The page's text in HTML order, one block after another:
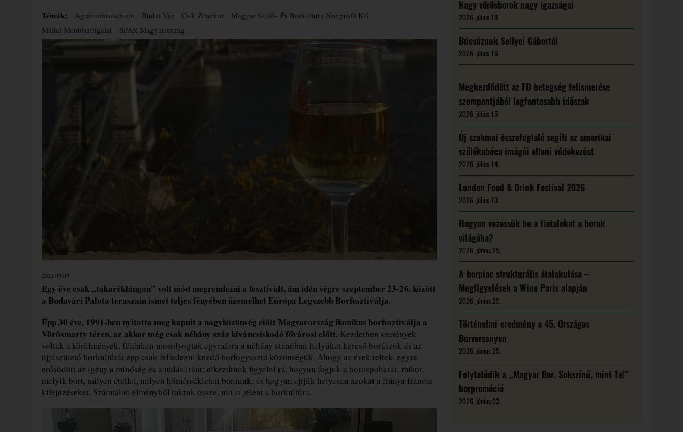
Témák: Agrárminisztérium Budai Vár Csík Zenekar
Magyar Szőlő- És Borkultúra Nonprofit Kft
Máltai Mentőszolgálat
SPAR Magyarország
2021.09.09.
Egy éve csak „takaréklángon” volt mód megrendezni a fesztivált, ám idén végre szeptember 23-26. között
a Budavári Palota teraszain ismét teljes fényében üzemelhet Európa Legszebb Borfesztiválja.
Épp 30 éve, 1991-ben nyitotta meg kapuit a nagyközönség előtt Magyarország ikonikus borfesztiválja a
Vörösmarty téren, az akkor még csak néhány száz kíváncsiskodó fővárosi előtt. Kezdetben szerények
voltak a körülmények, félénken mosolyogtak egymásra a néhány standban helyüket kereső borászok és az
újjászülető borkultúrát épp csak felfedezni kezdő borfogyasztó közönségük. Ahogy az évek teltek, egyre
erősödött az igény a minőség és a tudás iránt: elkezdtünk figyelni rá, hogyan fogjuk a borospoharat; mikor,
melyik bort, milyen étellel, milyen hőmérsékleten bontunk; és hogyan ejtjük helyesen azokat a fránya francia
kifejezéseket. Számtalan élményből raktuk össze, mit is jelent a borkultúra.
Nagy vörösborok nagy igazságai
2026. július 18.
Búcsúzunk Sellyei Gábortól
2026. július 16.
Megkezdődött az FD betegség felismerése
szempontjából legfontosabb időszak
2026. július 15.
Új szakmai összefoglaló segíti az amerikai
szőlőkabóca imágói elleni védekezést
2026. július 14.
London Food & Drink Festival 2026
2026. július 13.
Hogyan vezessük be a fiatalokat a borok
világába?
2026. június 29.
A borpiac strukturális átalakulása –
Megfigyelések a Wine Paris alapján
2026. június 29.
Történelmi eredmény a 45. Országos
Borversenyen
2026. június 25.
Folytatódik a „Magyar Bor. Sokszínű, mint Te!”
borpromóció
2026. június 03.